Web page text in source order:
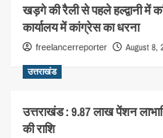
खड़गे की रैली से पहले हल्द्वानी
कार्यालय में कांग्रेस का धरना
freelancerreporter August 8,
उत्तराखंड
उत्तराखंड : 9.87 लाख पेंशन
की राशि